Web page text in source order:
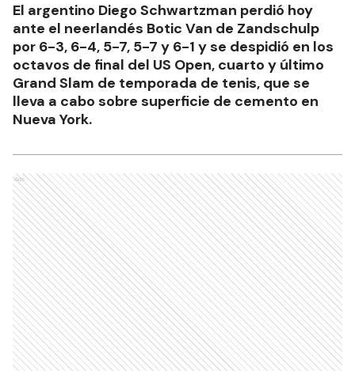
El argentino Diego Schwartzman perdió hoy
ante el neerlandés Botic Van de Zandschulp
por 6-3, 6-4, 5-7, 5-7 y 6-1 y se despidió en los
octavos de final del US Open, cuarto y último
Grand Slam de temporada de tenis, que se
lleva a cabo sobre superficie de cemento en
Nueva York.
Ads